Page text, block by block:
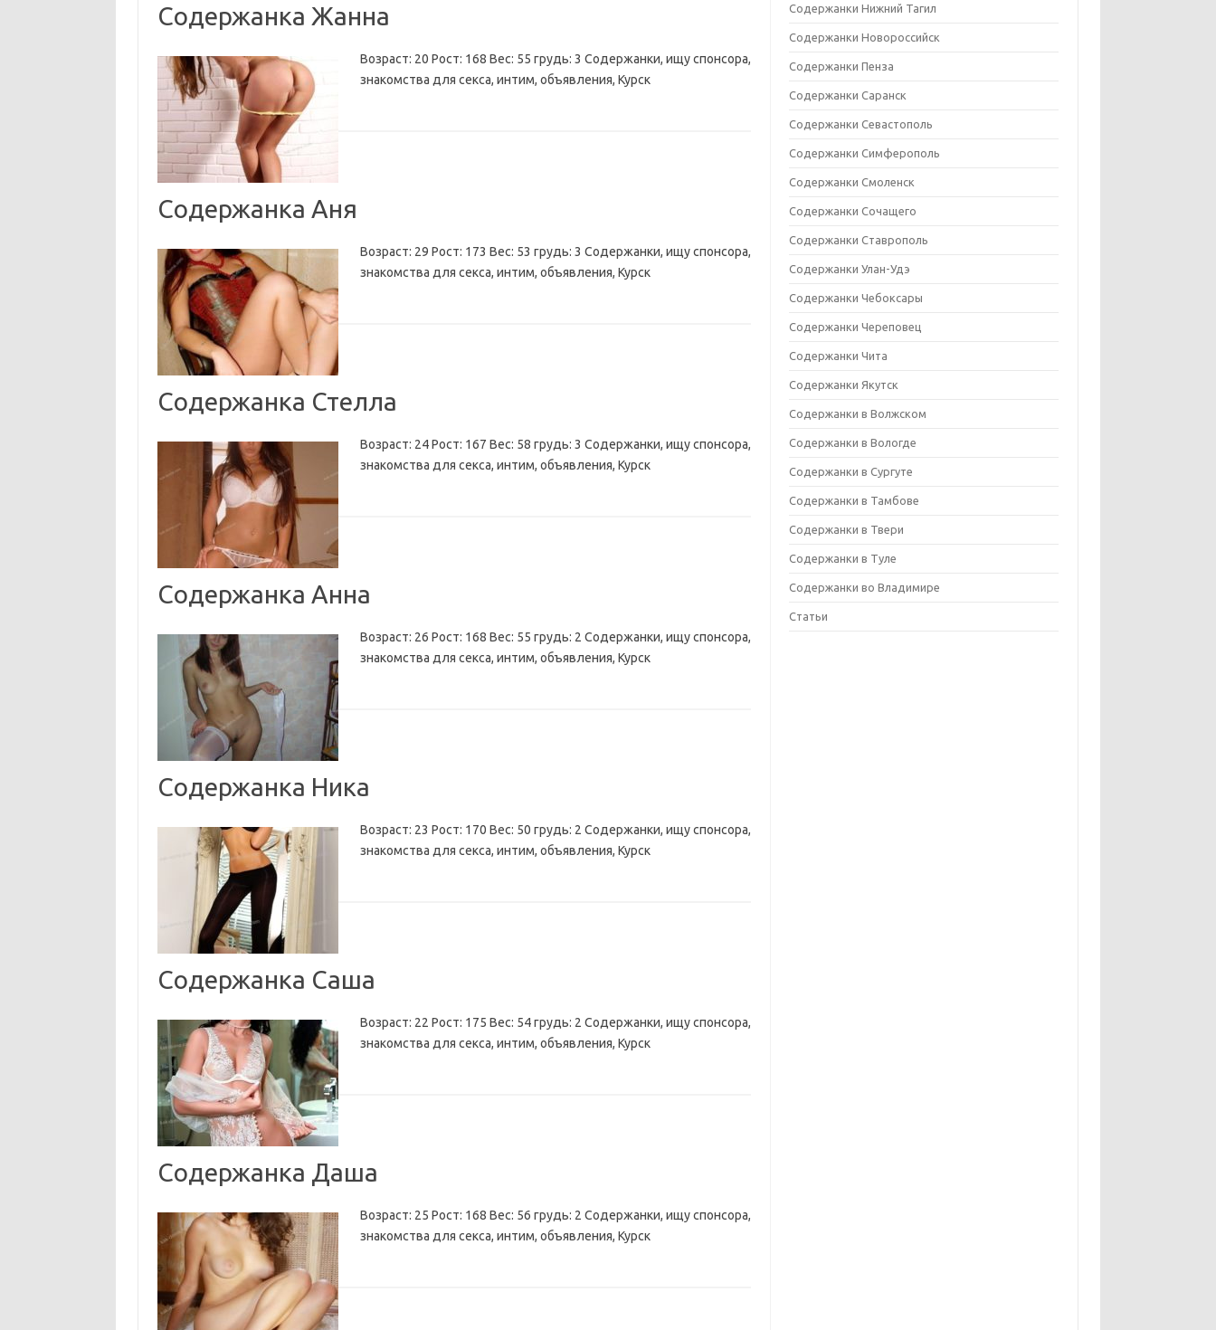
Содержанка Жанна
Возраст: 20 Рост: 168 Вес: 55 грудь: 3 Содержанки, ищу спонсора,
знакомства для секса, интим, объявления, Курск
Содержанка Аня
Возраст: 29 Рост: 173 Вес: 53 грудь: 3 Содержанки, ищу спонсора,
знакомства для секса, интим, объявления, Курск
Содержанка Стелла
Возраст: 24 Рост: 167 Вес: 58 грудь: 3 Содержанки, ищу спонсора,
знакомства для секса, интим, объявления, Курск
Содержанка Анна
Возраст: 26 Рост: 168 Вес: 55 грудь: 2 Содержанки, ищу спонсора,
знакомства для секса, интим, объявления, Курск
Содержанка Ника
Возраст: 23 Рост: 170 Вес: 50 грудь: 2 Содержанки, ищу спонсора,
знакомства для секса, интим, объявления, Курск
Содержанка Саша
Возраст: 22 Рост: 175 Вес: 54 грудь: 2 Содержанки, ищу спонсора,
знакомства для секса, интим, объявления, Курск
Содержанка Даша
Возраст: 25 Рост: 168 Вес: 56 грудь: 2 Содержанки, ищу спонсора,
знакомства для секса, интим, объявления, Курск
Содержанки Нижний Тагил
Содержанки Новороссийск
Содержанки Пенза
Содержанки Саранск
Содержанки Севастополь
Содержанки Симферополь
Содержанки Смоленск
Содержанки Сочащего
Содержанки Ставрополь
Содержанки Улан-Удэ
Содержанки Чебоксары
Содержанки Череповец
Содержанки Чита
Содержанки Якутск
Содержанки в Волжском
Содержанки в Вологде
Содержанки в Сургуте
Содержанки в Тамбове
Содержанки в Твери
Содержанки в Туле
Содержанки во Владимире
Статьи